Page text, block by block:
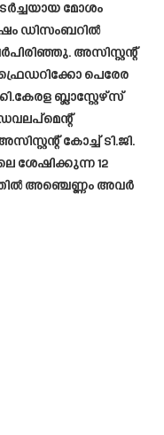
മോശം
ഡിസംബറിൽ
അസിസ്റ്റന്റ്
പെരേര
ബ്ലാസ്റ്റേഴ്‌സ്
കോച്ച് ടി.ജി.
ശേഷിക്കുന്ന 12
അഞ്ചെണ്ണം അവർ